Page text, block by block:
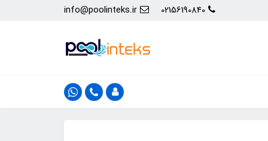
02156190840
info@poolinteks.ir